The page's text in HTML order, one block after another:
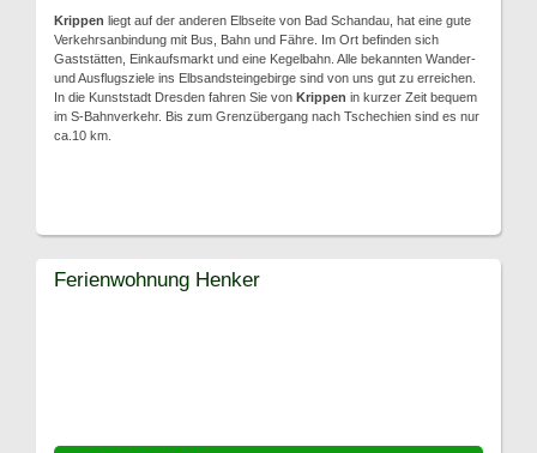
Krippen liegt auf der anderen Elbseite von Bad Schandau, hat eine gute
Verkehrsanbindung mit Bus, Bahn und Fähre. Im Ort befinden sich
Gaststätten, Einkaufsmarkt und eine Kegelbahn. Alle bekannten Wander-
und Ausflugsziele ins Elbsandsteingebirge sind von uns gut zu erreichen.
In die Kunststadt Dresden fahren Sie von Krippen in kurzer Zeit bequem
im S-Bahnverkehr. Bis zum Grenzübergang nach Tschechien sind es nur
ca.10 km.
Ferienwohnung Henker